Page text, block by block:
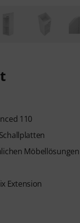
110
Möbellösungen
Extension